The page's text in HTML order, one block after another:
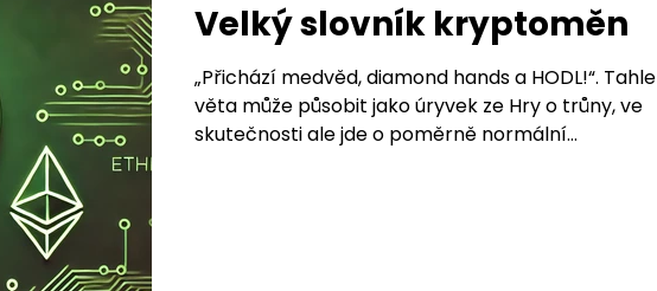
Velký slovník kryptoměn
„Přichází medvěd, diamond hands a HODL!“. Tahle
věta může působit jako úryvek ze Hry o trůny, ve
skutečnosti ale jde o poměrně normální...